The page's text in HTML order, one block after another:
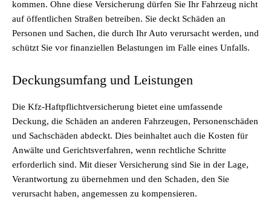
kommen. Ohne diese Versicherung dürfen Sie Ihr Fahrzeug nicht
auf öffentlichen Straßen betreiben. Sie deckt Schäden an
Personen und Sachen, die durch Ihr Auto verursacht werden, und
schützt Sie vor finanziellen Belastungen im Falle eines Unfalls.
Deckungsumfang und Leistungen
Die Kfz-Haftpflichtversicherung bietet eine umfassende
Deckung, die Schäden an anderen Fahrzeugen, Personenschäden
und Sachschäden abdeckt. Dies beinhaltet auch die Kosten für
Anwälte und Gerichtsverfahren, wenn rechtliche Schritte
erforderlich sind. Mit dieser Versicherung sind Sie in der Lage,
Verantwortung zu übernehmen und den Schaden, den Sie
verursacht haben, angemessen zu kompensieren.